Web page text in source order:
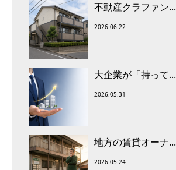
不動産クラファン...
2026.06.22
大企業が「持って...
2026.05.31
地方の賃貸オーナ...
2026.05.24